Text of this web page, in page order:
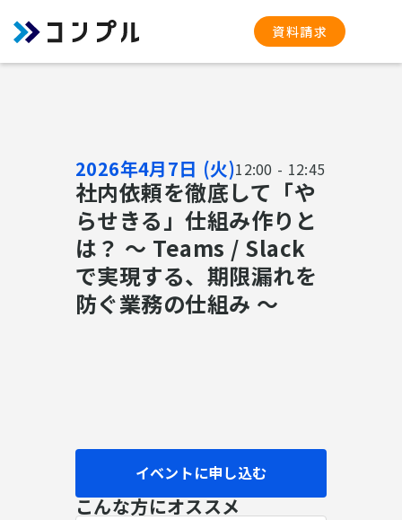
資料請求
2026年4月7日 (火)12:00 - 12:45
社内依頼を徹底して「や
らせきる」仕組み作りと
は？ 〜 Teams / Slack
で実現する、期限漏れを
防ぐ業務の仕組み 〜
イベントに申し込む
こんな方にオススメ